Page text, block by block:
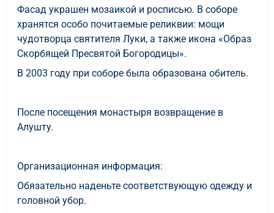
Фасад украшен мозаикой и росписью. В соборе
хранятся особо почитаемые реликвии: мощи
чудотворца святителя Луки, а также икона «Образ
Скорбящей Пресвятой Богородицы».
В 2003 году при соборе была образована обитель.
После посещения монастыря возвращение в
Алушту.
Организационная информация:
Обязательно наденьте соответствующую одежду и
головной убор.